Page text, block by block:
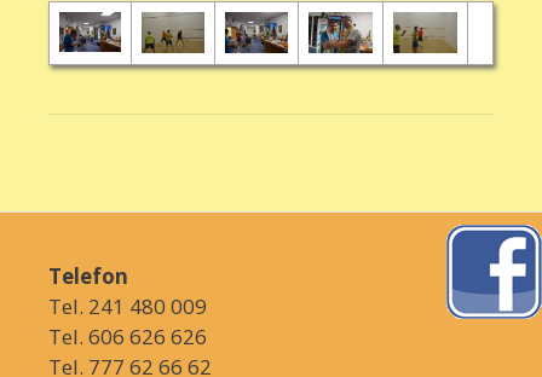
Telefon
Tel. 241 480 009
Tel. 606 626 626
Tel. 777 62 66 62